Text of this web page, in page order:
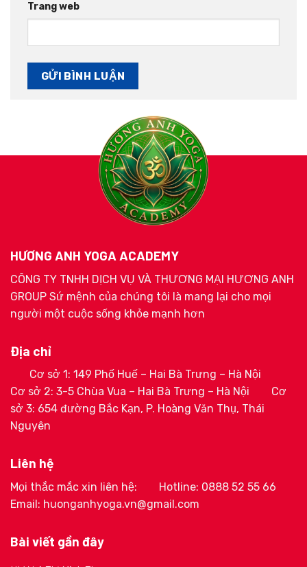
Trang web
HƯƠNG ANH YOGA ACADEMY
CÔNG TY TNHH DỊCH VỤ VÀ THƯƠNG MẠI HƯƠNG ANH
GROUP Sứ mệnh của chúng tôi là mang lại cho mọi
người một cuộc sống khỏe mạnh hơn
Địa chỉ
Cơ sở 1: 149 Phố Huế – Hai Bà Trưng – Hà Nội
Cơ sở 2: 3-5 Chùa Vua – Hai Bà Trưng – Hà Nội
Cơ
sở 3: 654 đường Bắc Kạn, P. Hoàng Văn Thụ, Thái
Nguyên
Liên hệ
Mọi thắc mắc xin liên hệ:
Hotline: 0888 52 55 66
Email: huonganhyoga.vn@gmail.com
Bài viết gần đây